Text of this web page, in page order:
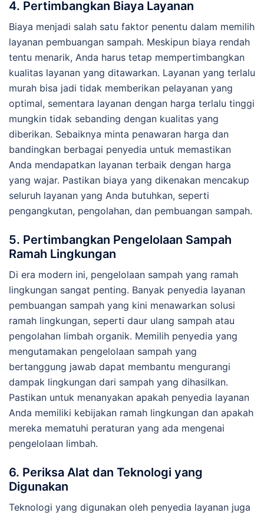
4. Pertimbangkan Biaya Layanan
Biaya menjadi salah satu faktor penentu dalam memilih
layanan pembuangan sampah. Meskipun biaya rendah
tentu menarik, Anda harus tetap mempertimbangkan
kualitas layanan yang ditawarkan. Layanan yang terlalu
murah bisa jadi tidak memberikan pelayanan yang
optimal, sementara layanan dengan harga terlalu tinggi
mungkin tidak sebanding dengan kualitas yang
diberikan. Sebaiknya minta penawaran harga dan
bandingkan berbagai penyedia untuk memastikan
Anda mendapatkan layanan terbaik dengan harga
yang wajar. Pastikan biaya yang dikenakan mencakup
seluruh layanan yang Anda butuhkan, seperti
pengangkutan, pengolahan, dan pembuangan sampah.
5. Pertimbangkan Pengelolaan Sampah
Ramah Lingkungan
Di era modern ini, pengelolaan sampah yang ramah
lingkungan sangat penting. Banyak penyedia layanan
pembuangan sampah yang kini menawarkan solusi
ramah lingkungan, seperti daur ulang sampah atau
pengolahan limbah organik. Memilih penyedia yang
mengutamakan pengelolaan sampah yang
bertanggung jawab dapat membantu mengurangi
dampak lingkungan dari sampah yang dihasilkan.
Pastikan untuk menanyakan apakah penyedia layanan
Anda memiliki kebijakan ramah lingkungan dan apakah
mereka mematuhi peraturan yang ada mengenai
pengelolaan limbah.
6. Periksa Alat dan Teknologi yang
Digunakan
Teknologi yang digunakan oleh penyedia layanan juga